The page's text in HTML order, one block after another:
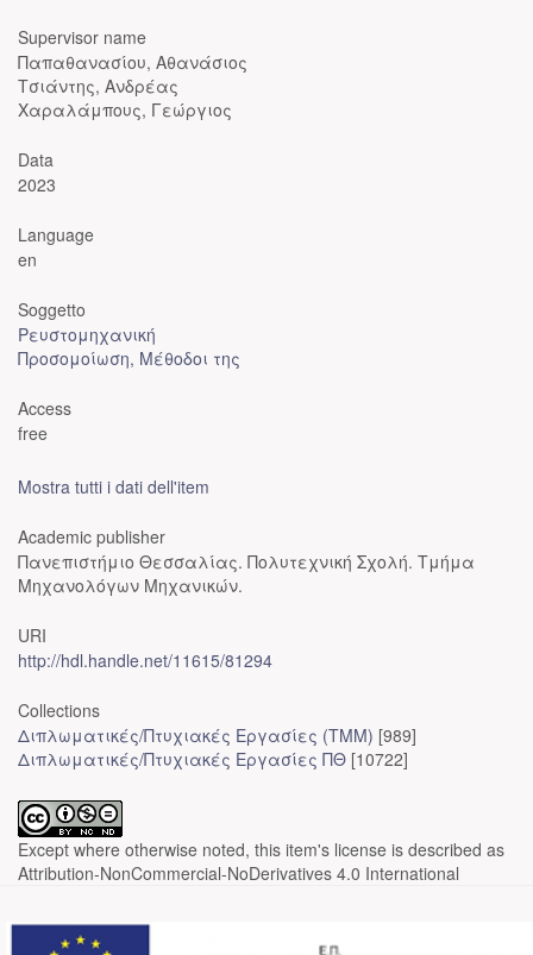
Supervisor name
Παπαθανασίου, Αθανάσιος
Τσιάντης, Ανδρέας
Χαραλάμπους, Γεώργιος
Data
2023
Language
en
Soggetto
Ρευστομηχανική
Προσομοίωση, Μέθοδοι της
Access
free
Mostra tutti i dati dell'item
Academic publisher
Πανεπιστήμιο Θεσσαλίας. Πολυτεχνική Σχολή. Τμήμα
Μηχανολόγων Μηχανικών.
URI
http://hdl.handle.net/11615/81294
Collections
Διπλωματικές/Πτυχιακές Εργασίες (ΤΜΜ) [989]
Διπλωματικές/Πτυχιακές Εργασίες ΠΘ [10722]
Except where otherwise noted, this item's license is described as
Attribution-NonCommercial-NoDerivatives 4.0 International